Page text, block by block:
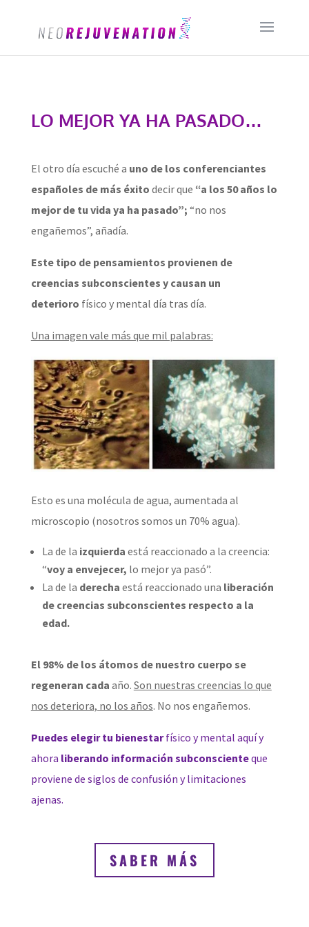
LO MEJOR YA HA PASADO…
El otro día escuché a uno de los conferenciantes
españoles de más éxito decir que “a los 50 años lo
mejor de tu vida ya ha pasado”; “no nos
engañemos”, añadía.
Este tipo de pensamientos provienen de
creencias subconscientes y causan un
deterioro físico y mental día tras día.
Una imagen vale más que mil palabras:
Esto es una molécula de agua, aumentada al
microscopio (nosotros somos un 70% agua).
La de la izquierda está reaccionado a la creencia:
“voy a envejecer, lo mejor ya pasó”.
La de la derecha está reaccionado una liberación
de creencias subconscientes respecto a la
edad.
El 98% de los átomos de nuestro cuerpo se
regeneran cada año. Son nuestras creencias lo que
nos deteriora, no los años. No nos engañemos.
Puedes elegir tu bienestarfísico y mental aquí y
ahora liberando información subconscienteque
proviene de siglos de confusión y limitaciones
ajenas.
SABER MÁS